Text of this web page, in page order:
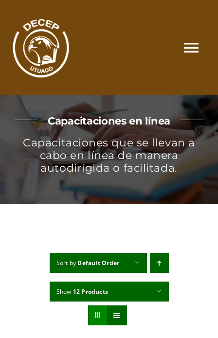
content
SOMOS
CATÁLOGO
MATRÍCULA Y PAGOS
Capacitaciones en línea
Capacitaciones que se llevan a
cabo en línea de manera
autodirigida o facilitada.
Sort by Default Order
Show 12 Products